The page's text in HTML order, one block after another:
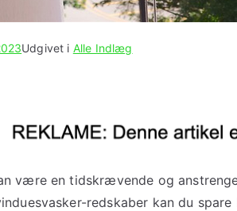
Udgivet i Alle Indlæg
være en tidskrævende og
redskaber kan du